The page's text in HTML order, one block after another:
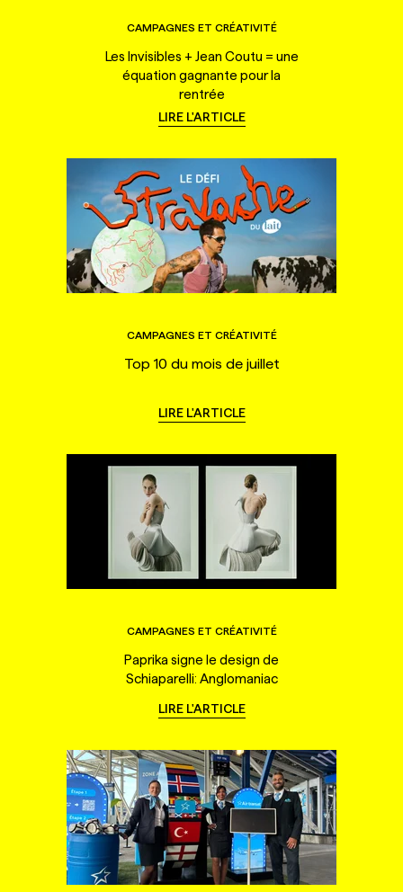
CAMPAGNES ET CRÉATIVITÉ
Les Invisibles + Jean Coutu = une
équation gagnante pour la
rentrée
LIRE L'ARTICLE
CAMPAGNES ET CRÉATIVITÉ
Top 10 du mois de juillet
LIRE L'ARTICLE
CAMPAGNES ET CRÉATIVITÉ
Paprika signe le design de
Schiaparelli: Anglomaniac
LIRE L'ARTICLE